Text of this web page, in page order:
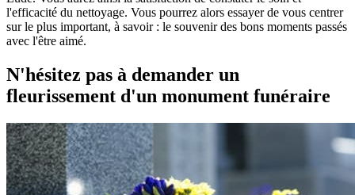
l'efficacité du nettoyage. Vous pourrez alors essayer de vous centrer
sur le plus important, à savoir : le souvenir des bons moments passés
avec l'être aimé.
N'hésitez pas à demander un
fleurissement d'un monument funéraire